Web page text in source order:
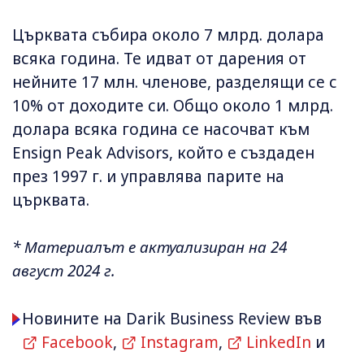
Църквата събира около 7 млрд. долара
всяка година. Те идват от дарения от
нейните 17 млн. членове, разделящи се с
10% от доходите си. Общо около 1 млрд.
долара всяка година се насочват към
Ensign Peak Advisors, който е създаден
през 1997 г. и управлява парите на
църквата.
* Материалът е актуализиран на 24
август 2024 г.
Новините на Darik Business Review във
Facebook, Instagram, LinkedIn и